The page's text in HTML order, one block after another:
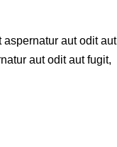
aut odit aut
aut odit aut fugit,